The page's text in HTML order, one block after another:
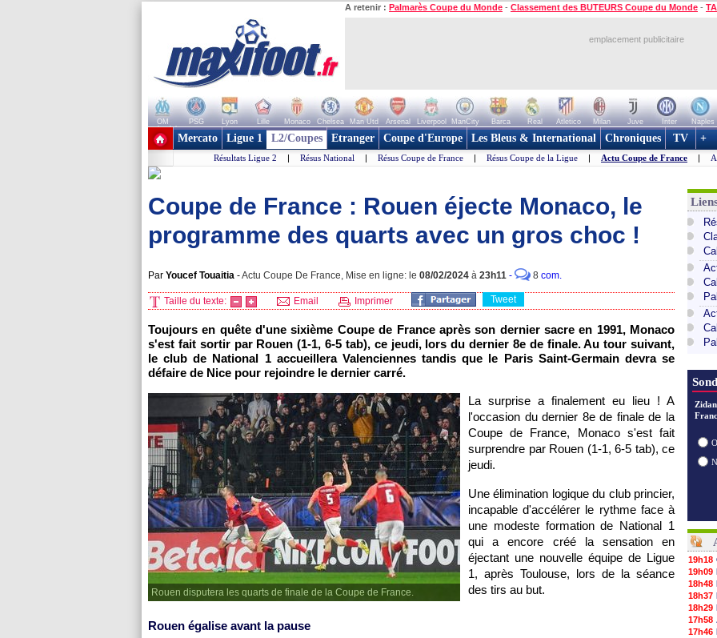
A retenir : Palmarès Coupe du Monde - Classement des BUTEURS Coupe du Monde -
emplacement publicitaire
OM PSG Lyon Lille Monaco Chelsea Man Utd Arsenal Liverpool ManCity Barca Real Atletico Milan Juve Inter Naples
+ de clubs
Mercato Ligue 1 L2/Coupes Etranger Coupe d'Europe Les Bleus & International Chroniques TV +
Résultats Ligue 2 | Résus National | Résus Coupe de France | Résus Coupe de la Ligue | Actu Coupe de France |
Coupe de France : Rouen éjecte Monaco, le
programme des quarts avec un gros choc !
Par Youcef Touaitia -Actu Coupe De France, Mise en ligne: le 08/02/2024 à 23h11 - 8 com.
Taille du texte: Email Imprimer Tweet
Toujours en quête d'une sixième Coupe de France après son dernier sacre en 1991, Monaco
s'est fait sortir par Rouen (1-1, 6-5 tab), ce jeudi, lors du dernier 8e de finale. Au tour suivant,
le club de National 1 accueillera Valenciennes tandis que le Paris Saint-Germain devra se
défaire de Nice pour rejoindre le dernier carré.
Rouen disputera les quarts de finale de la Coupe de France.
La surprise a finalement eu lieu ! A
l'occasion du dernier 8e de finale de la
Coupe de France, Monaco s'est fait
surprendre par Rouen (1-1, 6-5 tab), ce
jeudi.
Une élimination logique du club princier,
incapable d'accélérer le rythme face à
une modeste formation de National 1
qui a encore créé la sensation en
éjectant une nouvelle équipe de Ligue
1, après Toulouse, lors de la séance
des tirs au but.
Rouen égalise avant la pause
19h18
19h09
18h48
18h37
18h29
17h58
17h46